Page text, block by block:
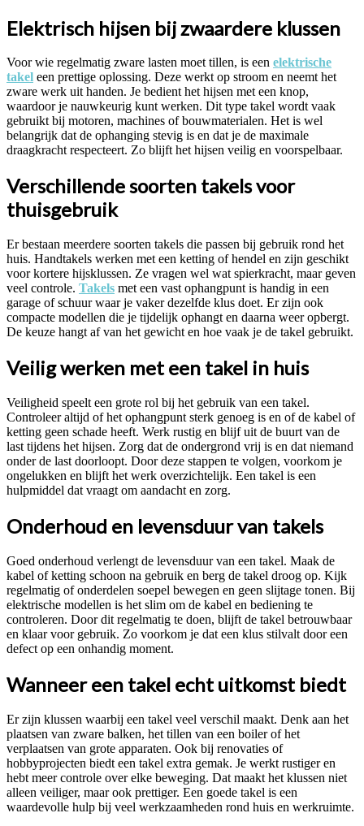
Elektrisch hijsen bij zwaardere klussen
Voor wie regelmatig zware lasten moet tillen, is een elektrische
takel een prettige oplossing. Deze werkt op stroom en neemt het
zware werk uit handen. Je bedient het hijsen met een knop,
waardoor je nauwkeurig kunt werken. Dit type takel wordt vaak
gebruikt bij motoren, machines of bouwmaterialen. Het is wel
belangrijk dat de ophanging stevig is en dat je de maximale
draagkracht respecteert. Zo blijft het hijsen veilig en voorspelbaar.
Verschillende soorten takels voor
thuisgebruik
Er bestaan meerdere soorten takels die passen bij gebruik rond het
huis. Handtakels werken met een ketting of hendel en zijn geschikt
voor kortere hijsklussen. Ze vragen wel wat spierkracht, maar geven
veel controle. Takels met een vast ophangpunt is handig in een
garage of schuur waar je vaker dezelfde klus doet. Er zijn ook
compacte modellen die je tijdelijk ophangt en daarna weer opbergt.
De keuze hangt af van het gewicht en hoe vaak je de takel gebruikt.
Veilig werken met een takel in huis
Veiligheid speelt een grote rol bij het gebruik van een takel.
Controleer altijd of het ophangpunt sterk genoeg is en of de kabel of
ketting geen schade heeft. Werk rustig en blijf uit de buurt van de
last tijdens het hijsen. Zorg dat de ondergrond vrij is en dat niemand
onder de last doorloopt. Door deze stappen te volgen, voorkom je
ongelukken en blijft het werk overzichtelijk. Een takel is een
hulpmiddel dat vraagt om aandacht en zorg.
Onderhoud en levensduur van takels
Goed onderhoud verlengt de levensduur van een takel. Maak de
kabel of ketting schoon na gebruik en berg de takel droog op. Kijk
regelmatig of onderdelen soepel bewegen en geen slijtage tonen. Bij
elektrische modellen is het slim om de kabel en bediening te
controleren. Door dit regelmatig te doen, blijft de takel betrouwbaar
en klaar voor gebruik. Zo voorkom je dat een klus stilvalt door een
defect op een onhandig moment.
Wanneer een takel echt uitkomst biedt
Er zijn klussen waarbij een takel veel verschil maakt. Denk aan het
plaatsen van zware balken, het tillen van een boiler of het
verplaatsen van grote apparaten. Ook bij renovaties of
hobbyprojecten biedt een takel extra gemak. Je werkt rustiger en
hebt meer controle over elke beweging. Dat maakt het klussen niet
alleen veiliger, maar ook prettiger. Een goede takel is een
waardevolle hulp bij veel werkzaamheden rond huis en werkruimte.